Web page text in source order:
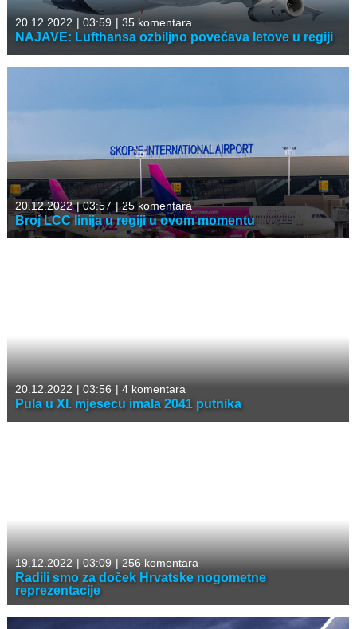
20.12.2022 | 03:59 | 35 komentara
NAJAVE: Lufthansa ozbiljno povećava letove u regiji
20.12.2022 |03:57 |25 komentara
Broj LCC linija u regiji u ovom momentu
20.12.2022 | 03:56 | 4 komentara
Pula u XI. mjesecu imala 2041 putnika
19.12.2022 |03:09 |256 komentara
Radili smo za doček Hrvatske nogometne
reprezentacije